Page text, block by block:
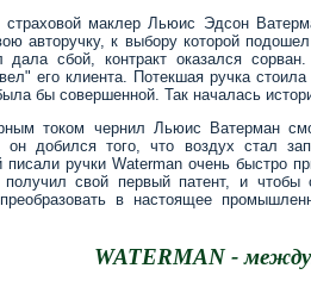
маклер Льюис Эдсон
авторучку, к выбору которой
дала сбой, контракт оказался
его клиента. Потекшая ручка
бы совершенной. Так началась
током чернил Льюис Ватерман
он добился того, что воздух стал
писали ручки Waterman очень
свой первый патент, и чтобы
в настоящее
WATERMAN -